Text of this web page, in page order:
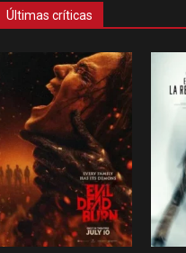
Últimas críticas